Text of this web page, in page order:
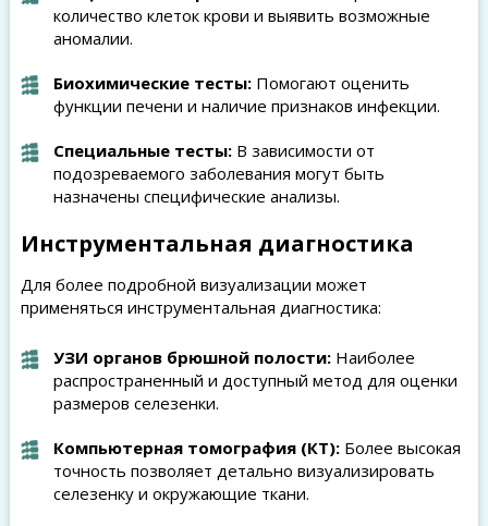
количество клеток крови и выявить возможные
аномалии.
Биохимические тесты:Помогают оценить
функции печени и наличие признаков инфекции.
Специальные тесты:В зависимости от
подозреваемого заболевания могут быть
назначены специфические анализы.
Инструментальная диагностика
Для более подробной визуализации может
применяться инструментальная диагностика:
УЗИ органов брюшной полости:Наиболее
распространенный и доступный метод для оценки
размеров селезенки.
Компьютерная томография (КТ):Более высокая
точность позволяет детально визуализировать
селезенку и окружающие ткани.